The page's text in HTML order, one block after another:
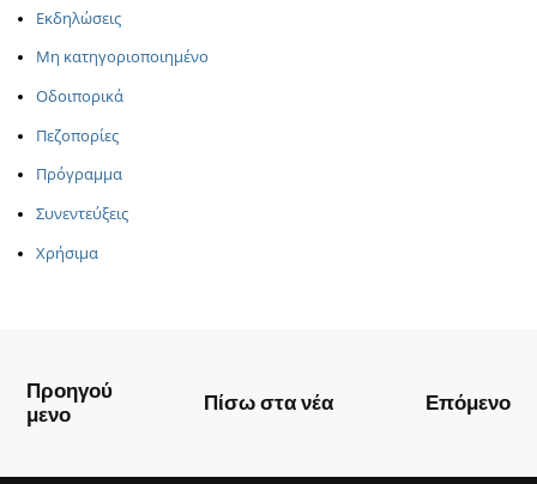
Εκδηλώσεις
Μη κατηγοριοποιημένο
Οδοιπορικά
Πεζοπορίες
Πρόγραμμα
Συνεντεύξεις
Χρήσιμα
Προηγού
μενο
Πίσω στα νέα Επόμενο